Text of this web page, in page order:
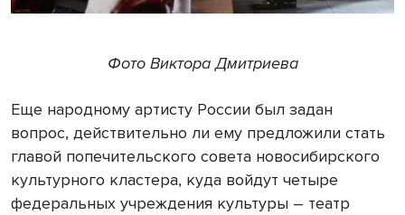
Фото Виктора Дмитриева
Еще народному артисту России был задан
вопрос, действительно ли ему предложили стать
главой попечительского совета новосибирского
культурного кластера, куда войдут четыре
федеральных учреждения культуры – театр